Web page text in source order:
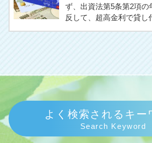
ず、出資法第5条第2項の
反して、超高金利で貸
よく検索されるキー
Search Keyword